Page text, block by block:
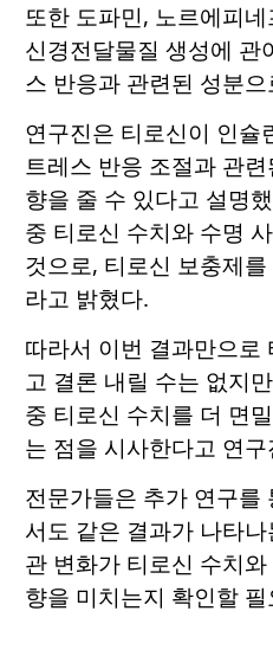
또한 도파민, 노르에피
신경전달물질 생성에 관
스 반응과 관련된 성분
연구진은 티로신이 인슐
트레스 반응 조절과 관
향을 줄 수 있다고 설명
중 티로신 수치와 수명
것으로, 티로신 보충제
라고 밝혔다.
따라서 이번 결과만으로
고 결론 내릴 수는 없지
중 티로신 수치를 더 면
는 점을 시사한다고 연
전문가들은 추가 연구를
서도 같은 결과가 나타
관 변화가 티로신 수치
향을 미치는지 확인할